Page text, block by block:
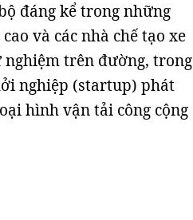
đáng kể trong những
và các nhà chế tạo xe
trên đường, trong
nghiệp (startup) phát
hình vận tải công cộng